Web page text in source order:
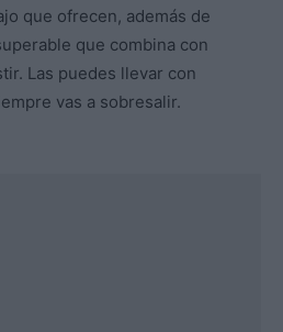
que ofrecen, además de
que combina con
Las puedes llevar con
vas a sobresalir.